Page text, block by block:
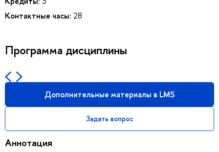
Контактные часы: 28
Программа дисциплины
Дополнительные материалы в LMS
Задать вопрос
Аннотация